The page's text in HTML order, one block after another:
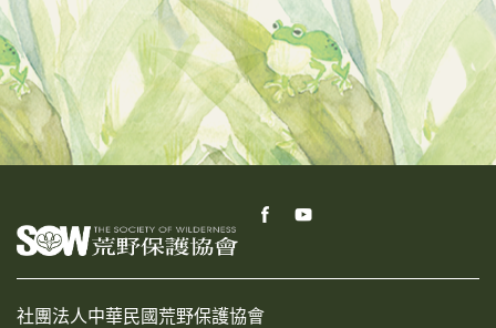
社團法人中華民國荒野保護協會